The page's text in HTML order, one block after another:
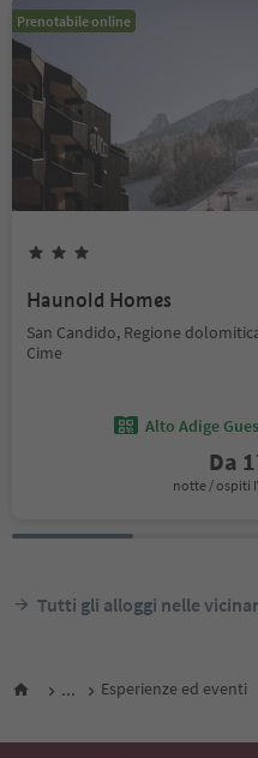
Prenotabile online
Haunold Homes
San Candido, Regione
Cime
Alto Adige
Da
notte / ospiti
Tutti gli alloggi nelle
... Esperienze ed eventi